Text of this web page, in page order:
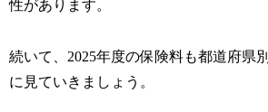
性があります。
続いて、2025年度の保険料も都道府県別
に見ていきましょう。